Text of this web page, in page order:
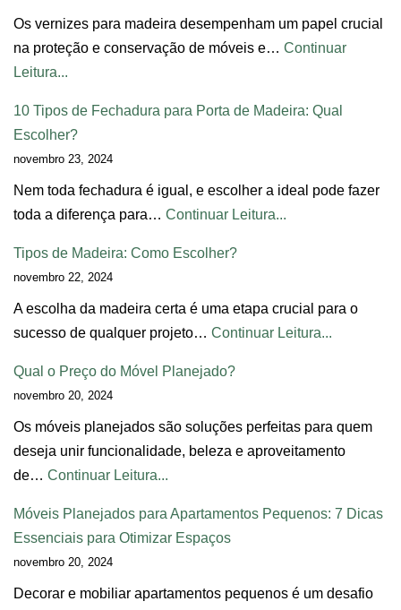
Os vernizes para madeira desempenham um papel crucial
na proteção e conservação de móveis e… Continuar
Leitura...
10 Tipos de Fechadura para Porta de Madeira: Qual
Escolher?
novembro 23, 2024
Nem toda fechadura é igual, e escolher a ideal pode fazer
toda a diferença para… Continuar Leitura...
Tipos de Madeira: Como Escolher?
novembro 22, 2024
A escolha da madeira certa é uma etapa crucial para o
sucesso de qualquer projeto… Continuar Leitura...
Qual o Preço do Móvel Planejado?
novembro 20, 2024
Os móveis planejados são soluções perfeitas para quem
deseja unir funcionalidade, beleza e aproveitamento
de… Continuar Leitura...
Móveis Planejados para Apartamentos Pequenos: 7 Dicas
Essenciais para Otimizar Espaços
novembro 20, 2024
Decorar e mobiliar apartamentos pequenos é um desafio